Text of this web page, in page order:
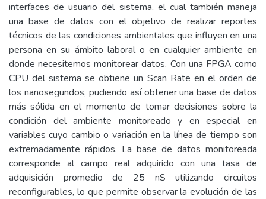
interfaces de usuario del sistema, el cual también maneja
una base de datos con el objetivo de realizar reportes
técnicos de las condiciones ambientales que influyen en una
persona en su ámbito laboral o en cualquier ambiente en
donde necesitemos monitorear datos. Con una FPGA como
CPU del sistema se obtiene un Scan Rate en el orden de
los nanosegundos, pudiendo así obtener una base de datos
más sólida en el momento de tomar decisiones sobre la
condición del ambiente monitoreado y en especial en
variables cuyo cambio o variación en la línea de tiempo son
extremadamente rápidos. La base de datos monitoreada
corresponde al campo real adquirido con una tasa de
adquisición promedio de 25 nS utilizando circuitos
reconfigurables, lo que permite observar la evolución de las